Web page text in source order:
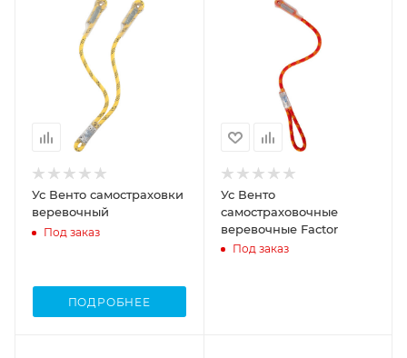
Ус Венто самостраховки
веревочный
Под заказ
ПОДРОБНЕЕ
Ус Венто
самостраховочные
веревочные Factor
Под заказ